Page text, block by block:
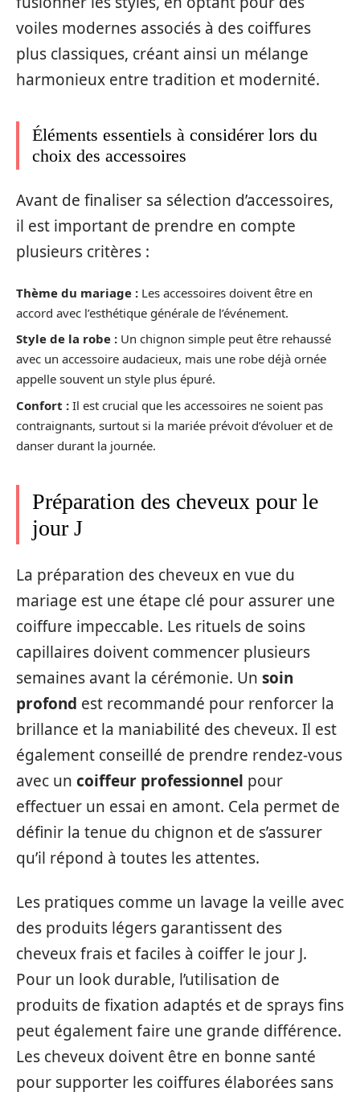
voiles modernes associés à des coiffures
plus classiques, créant ainsi un mélange
harmonieux entre tradition et modernité.
Éléments essentiels à considérer lors du
choix des accessoires
Avant de finaliser sa sélection d’accessoires,
il est important de prendre en compte
plusieurs critères :
Thème du mariage : Les accessoires doivent être en
accord avec l’esthétique générale de l’événement.
Style de la robe : Un chignon simple peut être rehaussé
avec un accessoire audacieux, mais une robe déjà ornée
appelle souvent un style plus épuré.
Confort : Il est crucial que les accessoires ne soient pas
contraignants, surtout si la mariée prévoit d’évoluer et de
danser durant la journée.
Préparation des cheveux pour le
jour J
La préparation des cheveux en vue du
mariage est une étape clé pour assurer une
coiffure impeccable. Les rituels de soins
capillaires doivent commencer plusieurs
semaines avant la cérémonie. Un soin
profond est recommandé pour renforcer la
brillance et la maniabilité des cheveux. Il est
également conseillé de prendre rendez-vous
avec un coiffeur professionnel pour
effectuer un essai en amont. Cela permet de
définir la tenue du chignon et de s’assurer
qu’il répond à toutes les attentes.
Les pratiques comme un lavage la veille avec
des produits légers garantissent des
cheveux frais et faciles à coiffer le jour J.
Pour un look durable, l’utilisation de
produits de fixation adaptés et de sprays fins
peut également faire une grande différence.
Les cheveux doivent être en bonne santé
pour supporter les coiffures élaborées sans